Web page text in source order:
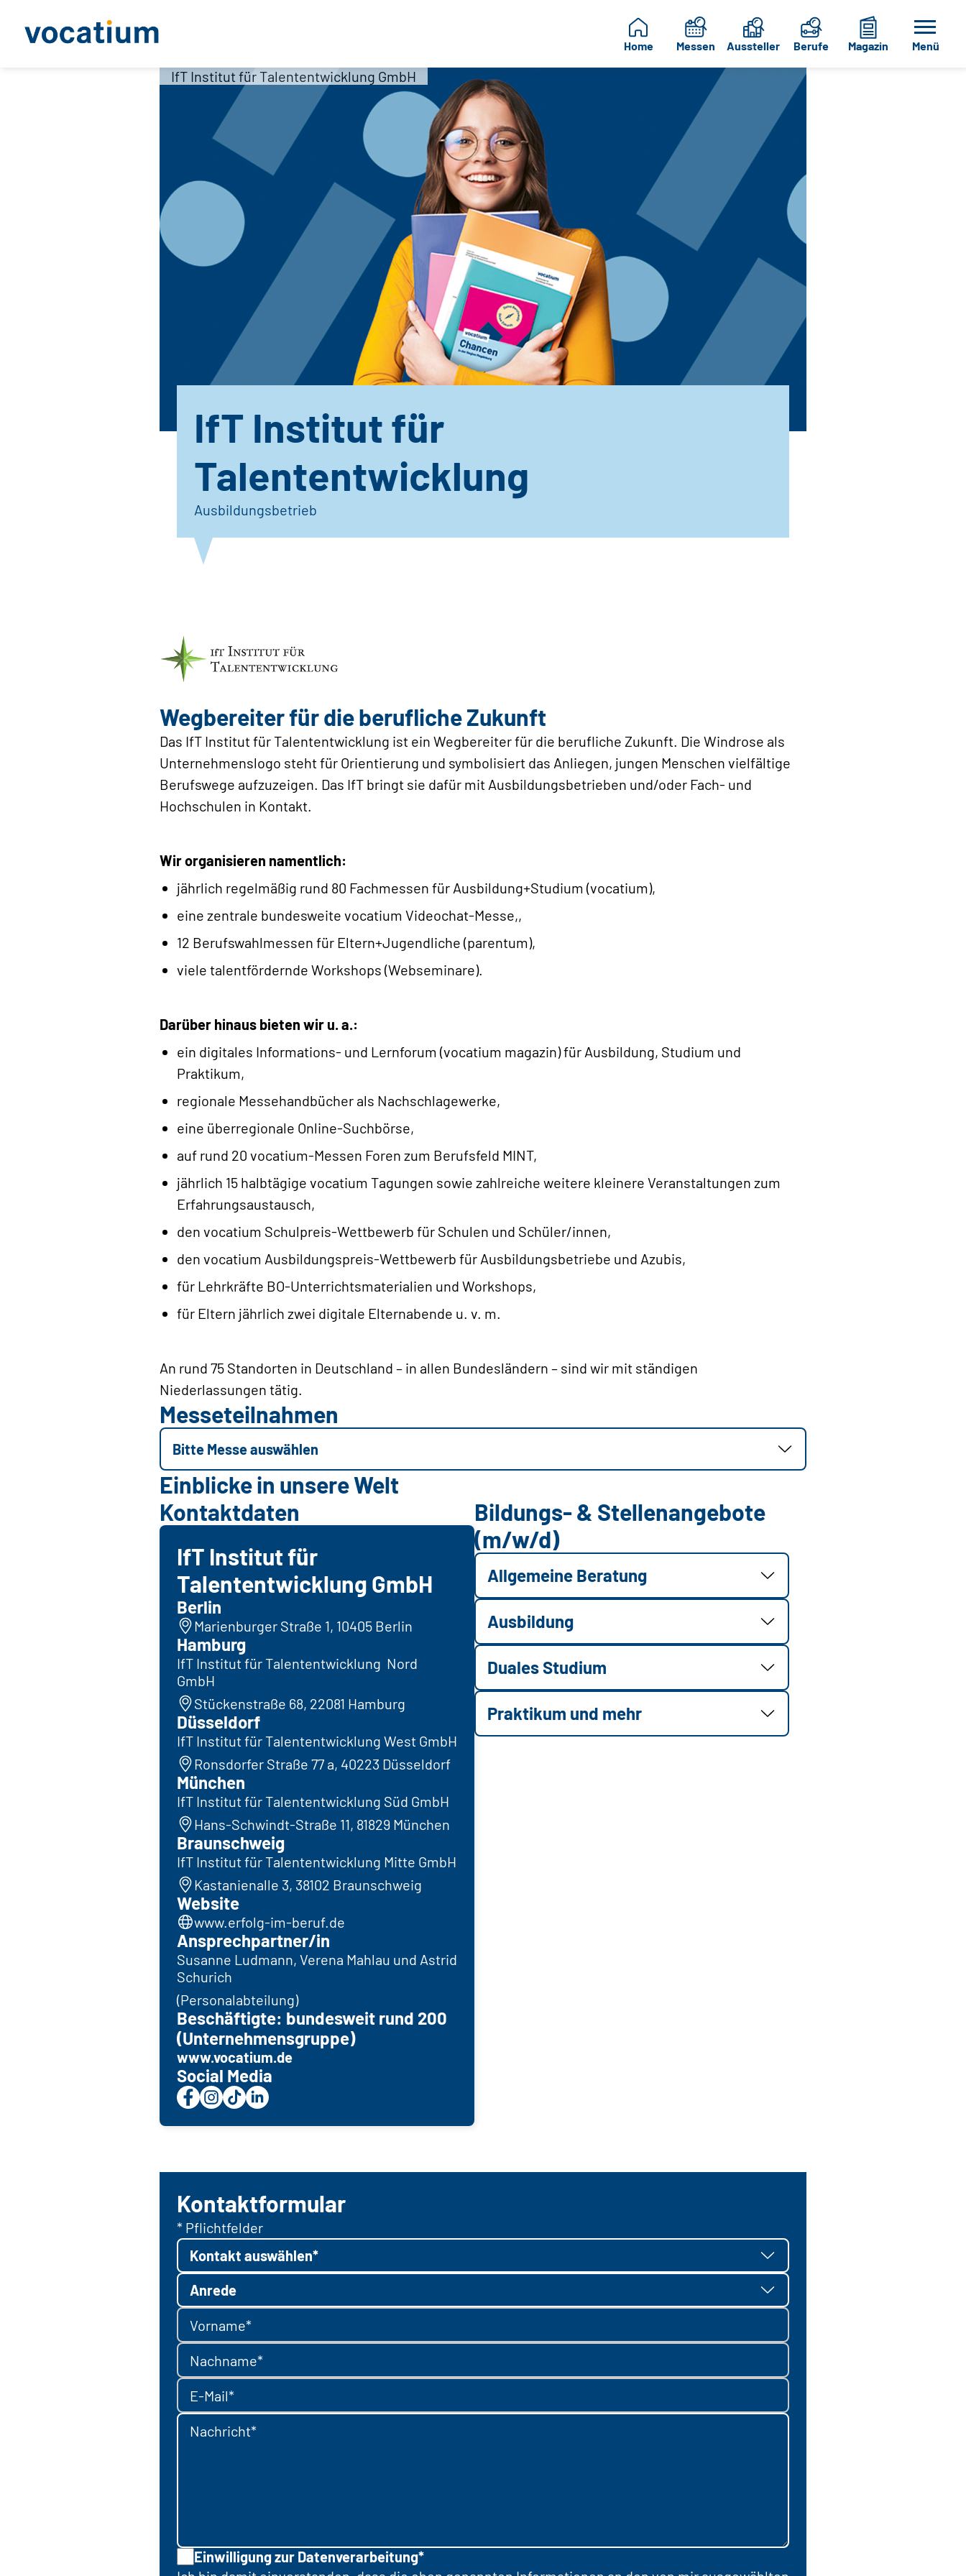
Home Messen Aussteller Berufe Magazin Menü
IfT Institut für Talententwicklung GmbH
IfT Institut für
Talententwicklung
Ausbildungsbetrieb
Wegbereiter für die berufliche Zukunft
Das IfT Institut für Talententwicklung ist ein Wegbereiter für die berufliche Zukunft. Die Windrose als
Unternehmenslogo steht für Orientierung und symbolisiert das Anliegen, jungen Menschen vielfältige
Berufswege aufzuzeigen. Das IfT bringt sie dafür mit Ausbildungsbetrieben und/oder Fach- und
Hochschulen in Kontakt.
Wir organisieren namentlich:
jährlich regelmäßig rund 80 Fachmessen für Ausbildung+Studium (vocatium),
eine zentrale bundesweite vocatium Videochat-Messe,,
12 Berufswahlmessen für Eltern+Jugendliche (parentum),
viele talentfördernde Workshops (Webseminare).
Darüber hinaus bieten wir u. a.:
ein digitales Informations- und Lernforum (vocatium magazin) für Ausbildung, Studium und
Praktikum,
regionale Messehandbücher als Nachschlagewerke,
eine überregionale Online-Suchbörse,
auf rund 20 vocatium-Messen Foren zum Berufsfeld MINT,
jährlich 15 halbtägige vocatium Tagungen sowie zahlreiche weitere kleinere Veranstaltungen zum
Erfahrungsaustausch,
den vocatium Schulpreis-Wettbewerb für Schulen und Schüler/innen,
den vocatium Ausbildungspreis-Wettbewerb für Ausbildungsbetriebe und Azubis,
für Lehrkräfte BO-Unterrichtsmaterialien und Workshops,
für Eltern jährlich zwei digitale Elternabende u. v. m.
An rund 75 Standorten in Deutschland – in allen Bundesländern – sind wir mit ständigen
Niederlassungen tätig.
Messeteilnahmen
Bitte Messe auswählen
Einblicke in unsere Welt
Kontaktdaten
IfT Institut für
Talententwicklung GmbH
Berlin
Marienburger Straße 1, 10405 Berlin
Hamburg
IfT Institut für Talententwicklung Nord
GmbH
Stückenstraße 68, 22081 Hamburg
Düsseldorf
IfT Institut für Talententwicklung West GmbH
Ronsdorfer Straße 77 a, 40223 Düsseldorf
München
IfT Institut für Talententwicklung Süd GmbH
Hans-Schwindt-Straße 11, 81829 München
Braunschweig
IfT Institut für Talententwicklung Mitte GmbH
Kastanienalle 3, 38102 Braunschweig
Website
www.erfolg-im-beruf.de
Ansprechpartner/in
Susanne Ludmann, Verena Mahlau und Astrid
Schurich
(Personalabteilung)
Beschäftigte: bundesweit rund 200
(Unternehmensgruppe)
www.vocatium.de
Social Media
Bildungs- & Stellenangebote
(m/w/d)
Allgemeine Beratung
Ausbildung
Duales Studium
Praktikum und mehr
Kontaktformular
* Pflichtfelder
Kontakt auswählen*
Anrede
Vorname*
Nachname*
E-Mail*
Nachricht*
Einwilligung zur Datenverarbeitung*